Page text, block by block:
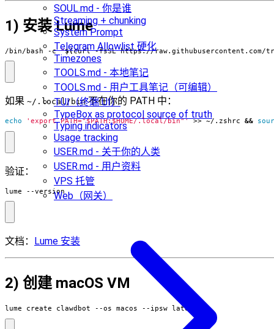
SOUL.md - 你是谁
Streaming + chunking
System Prompt
Telegram Allowlist 硬化
Timezones
TOOLS.md - 本地笔记
TOOLS.md - 用户工具笔记（可编辑）
TUI（终端 UI）
TypeBox as protocol source of truth
Typing indicators
Usage tracking
USER.md - 关于你的人类
USER.md - 用户资料
VPS 托管
Web（网关）
1) 安装 Lume
/bin/bash -c "$(curl -fsSL https://
如果 ~/.local/bin不在你的 PATH 中：
echo 'export PATH="$PATH:$HOME/.local/bin"' >> ~/.zshrc &&
验证：
lume --version
文档： Lume 安装
2) 创建 macOS VM
lume create clawdbot --os macos --ipsw latest